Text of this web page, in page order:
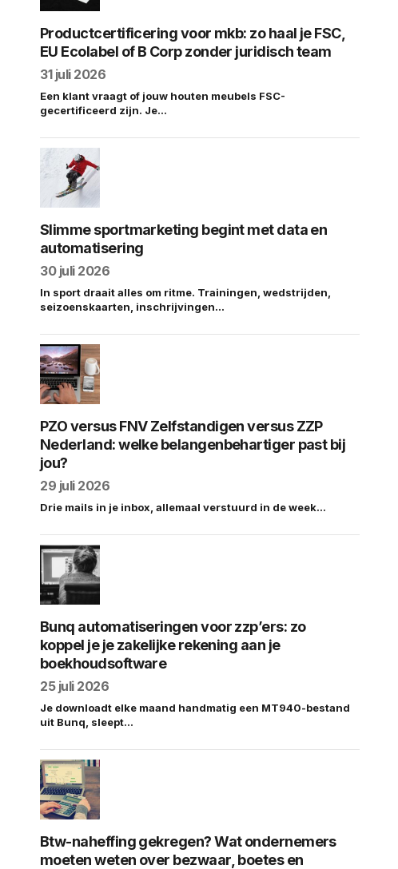
Productcertificering voor mkb: zo haal je FSC,
EU Ecolabel of B Corp zonder juridisch team
31 juli 2026
Een klant vraagt of jouw houten meubels FSC-
gecertificeerd zijn. Je…
Slimme sportmarketing begint met data en
automatisering
30 juli 2026
In sport draait alles om ritme. Trainingen, wedstrijden,
seizoenskaarten, inschrijvingen…
PZO versus FNV Zelfstandigen versus ZZP
Nederland: welke belangenbehartiger past bij
jou?
29 juli 2026
Drie mails in je inbox, allemaal verstuurd in de week…
Bunq automatiseringen voor zzp’ers: zo
koppel je je zakelijke rekening aan je
boekhoudsoftware
25 juli 2026
Je downloadt elke maand handmatig een MT940-bestand
uit Bunq, sleept…
Btw-naheffing gekregen? Wat ondernemers
moeten weten over bezwaar, boetes en